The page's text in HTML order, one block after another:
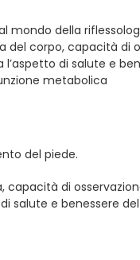
mondo della
del corpo, capacità di
di salute e
metabolica
del piede.
capacità di
salute e benessere